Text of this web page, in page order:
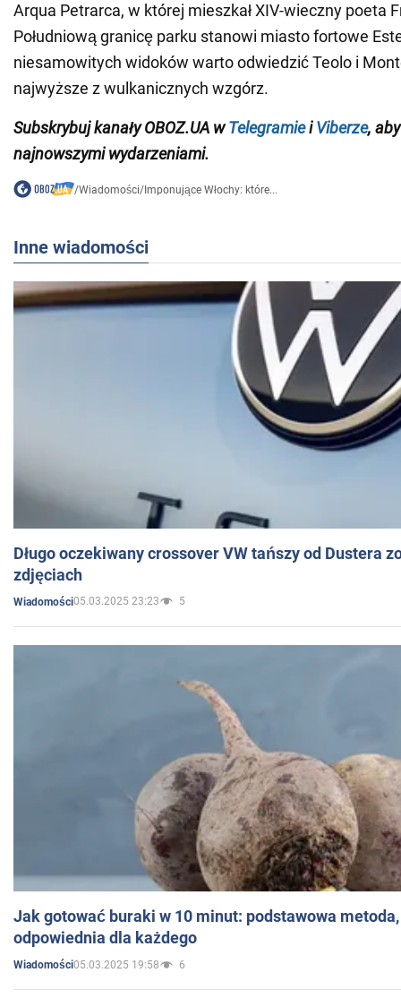
Arqua Petrarca, w której mieszkał XIV-wieczny poeta
Południową granicę parku stanowi miasto fortowe
niesamowitych widoków warto odwiedzić Teolo i
najwyższe z wulkanicznych wzgórz.
Subskrybuj kanały OBOZ.UA wTelegramieiViberze,
najnowszymi wydarzeniami.
/Wiadomości/Imponujące Włochy: które...
Inne wiadomości
Długo oczekiwany crossover VW tańszy od Dustera
zdjęciach
Wiadomości05.03.2025 23:23 5
Jak gotować buraki w 10 minut: podstawowa
odpowiednia dla każdego
Wiadomości05.03.2025 19:58 6